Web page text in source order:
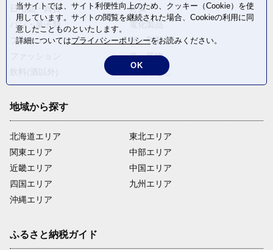
日用品・雑貨
野菜
パン・菓子類
電化製品
フルーツ
卵・乳製品
米・穀物
返礼品なし
地域から探す
北海道エリア
関東エリア
近畿エリア
四国エリア
沖縄エリア
東北エリア
中部エリア
中国エリア
九州エリア
ふるさと納税ガイド
当サイトでは、サイト利便性向上のため、クッキー（Cookie）を使
用しています。サイトの閲覧を継続された場合、Cookieの利用に同
意したことものといたします。
詳細についてはプライバシーポリシーをお読みください。
OK